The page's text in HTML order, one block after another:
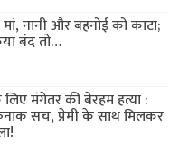
नानी और बहनोई को काटा;
बंद तो…
मंगेतर की बेरहम हत्या :
सच, प्रेमी के साथ मिलकर